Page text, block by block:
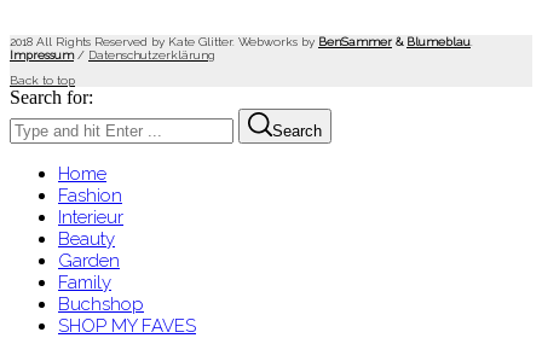
2018 All Rights Reserved by Kate Glitter. Webworks by BenSammer & Blumeblau
Impressum/ Datenschutzerklärung
Back to top
Search for:
Search
Home
Fashion
Interieur
Beauty
Garden
Family
Buchshop
SHOP MY FAVES